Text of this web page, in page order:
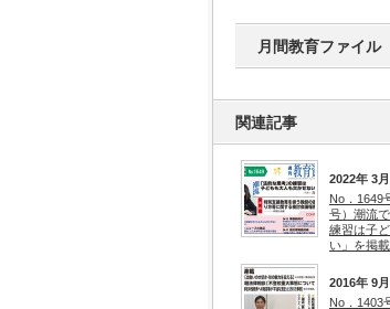
月間教育ファイル
関連記事
2022年 3
No．1649
号）潮流
練習は子
い」を掲載
2016年 9
No．1403